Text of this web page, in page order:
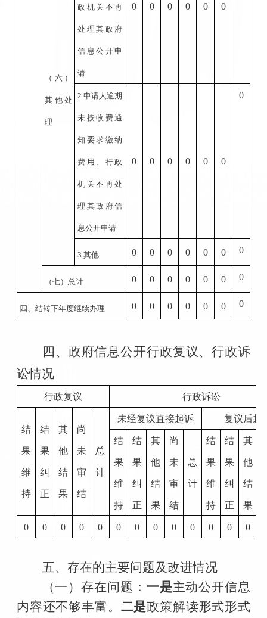
（六）
其他处
理
政机关不再
处理其政府
信息公开申
请
0 0 0 0 0 0
2. 申请人逾期
未按收费通
知要求缴纳
费用、行政
机关不再处
理其政府信
息公开申请
0 0 0 0 0 0
0
3. 其他 0 0 0 0 0 0 0
（七）总计 0 0 0 0 0 0 0
四、结转下年度继续办理 0 0 0 0 0 0 0
四、政府信息公开行政复议、行政诉
讼情况
行政复议 行政诉讼
结
果
维
持
结
果
纠
正
其
他
结
果
尚
未
审
结
总
计
未经复议直接起诉 复议后起
结
果
维
持
结
果
纠
正
其
他
结
果
尚
未
审
结
总
计
结
果
维
持
结
果
纠
正
其
他
结
果
0 0 0 0 0 0 0 0 0 0 0 0 0
五、存在的主要问题及改进情况
（一）存在问题： 一是主动公开信息
内容还不够丰富。 二是政策解读形式形式